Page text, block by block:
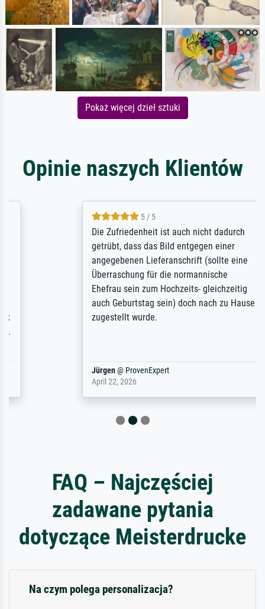
Pokaż więcej dzieł sztuki
Opinie naszych Klientów
5 / 5
Die Zufriedenheit ist auch nicht dadurch
getrübt, dass das Bild entgegen einer
angegebenen Lieferanschrift (sollte eine
Überraschung für die normannische
Ehefrau sein zum Hochzeits- gleichzeitig
auch Geburtstag sein) doch nach zu Hause
zugestellt wurde.
ProvenExpert
April 22, 2026
FAQ – Najczęściej
zadawane pytania
dotyczące Meisterdrucke
Na czym polega personalizacja?